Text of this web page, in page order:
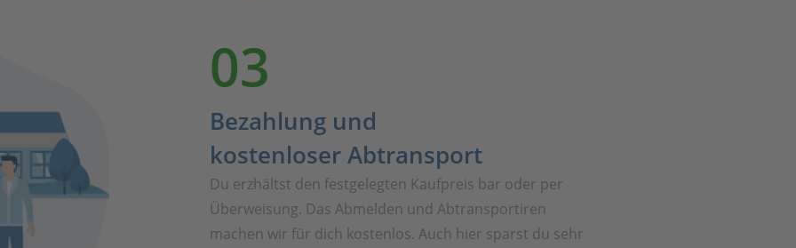
03
Bezahlung und
kostenloser Abtransport
Du erzhältst den festgelegten Kaufpreis bar oder per
Überweisung. Das Abmelden und Abtransportiren
machen wir für dich kostenlos. Auch hier sparst du sehr